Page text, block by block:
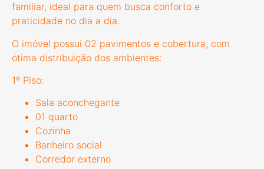
familiar, ideal para quem busca conforto e
praticidade no dia a dia.
O imóvel possui 02 pavimentos e cobertura, com
ótima distribuição dos ambientes:
1º Piso:
Sala aconchegante
01 quarto
Cozinha
Banheiro social
Corredor externo